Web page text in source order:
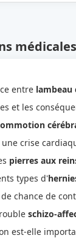
médicales
entre lambeau
et les
crise
pierres aux
types d'
chance de
schizo-
est-elle